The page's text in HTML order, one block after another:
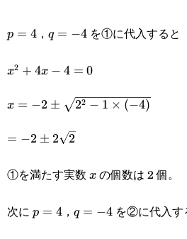
p=4
p = 4， q=-4
q = −4 を①に代入すると
x^2+4x-
x2 + 4x − 4 = 0
x=-2\pm\sqrt{2^2-
x = −2 ± 22 − 1 × (−4)
=-2\pm2\sqrt{2}
= −2 ± 2 2
①を満たす実数 x
x の個数は 2 個。
次に p=4
p = 4， q=-4
q = −4 を②に代入す